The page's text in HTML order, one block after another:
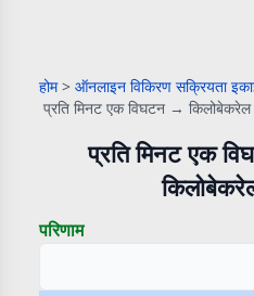
होम > ऑनलाइन विकिरण सक्रियता
प्रति मिनट एक विघटन → किलोबेकरेल
प्रति मिनट एक
परिणाम